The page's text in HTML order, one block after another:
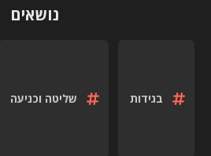
נושאים
בגידות שליטה וכניעה